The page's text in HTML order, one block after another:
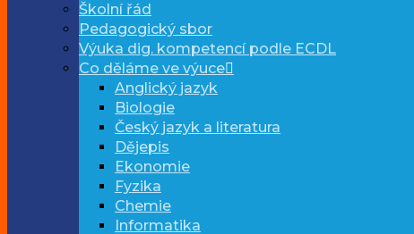
Školní řád
Pedagogický sbor
Výuka dig. kompetencí podle ECDL
Co děláme ve výuce
Anglický jazyk
Biologie
Český jazyk a literatura
Dějepis
Ekonomie
Fyzika
Chemie
Informatika